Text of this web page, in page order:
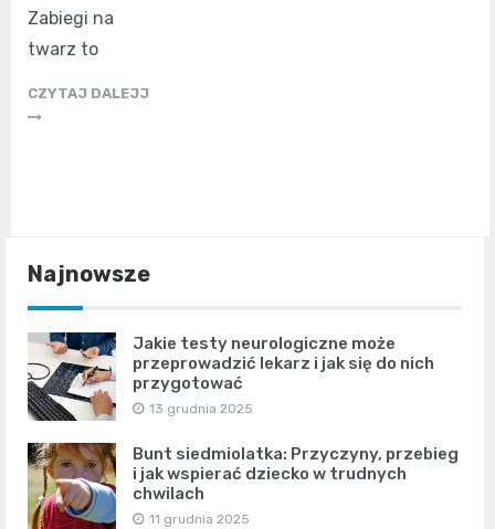
Zabiegi na
twarz to
CZYTAJ DALEJJ
Najnowsze
Jakie testy neurologiczne może
przeprowadzić lekarz i jak się do nich
przygotować
13 grudnia 2025
Bunt siedmiolatka: Przyczyny, przebieg
i jak wspierać dziecko w trudnych
chwilach
11 grudnia 2025